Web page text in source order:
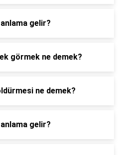
gelir?
görmek ne demek?
ne demek?
gelir?